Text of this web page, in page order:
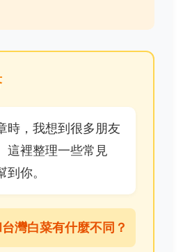
時，我想到很多朋友
這裡整理一些常見
你。
灣白菜有什麼不同？